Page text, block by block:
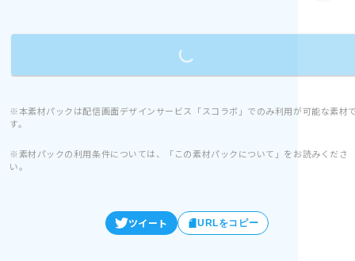
Loading...
※本素材パックは配信画面デザインサービス「スコラボ」でのみ利用が可能な素材
す。
※素材パックの利用条件については、「この素材パックについて」をお読みくださ
い。
ツイート URLをコピー